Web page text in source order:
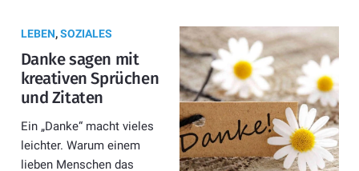
LEBEN,SOZIALES
Danke sagen mit
kreativen Sprüchen
und Zitaten
Ein „Danke“ macht vieles
leichter. Warum einem
lieben Menschen das